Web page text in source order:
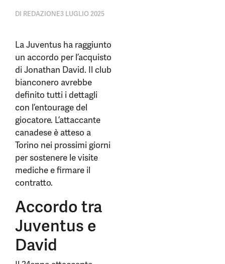
DI REDAZIONE3 LUGLIO 2025
La Juventus ha raggiunto
un accordo per l’acquisto
di Jonathan David. Il club
bianconero avrebbe
definito tutti i dettagli
con l’entourage del
giocatore. L’attaccante
canadese è atteso a
Torino nei prossimi giorni
per sostenere le visite
mediche e firmare il
contratto.
Accordo tra
Juventus e
David